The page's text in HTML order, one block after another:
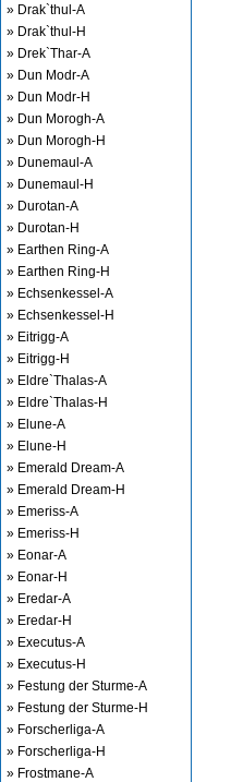
» Drak`thul-A
» Drak`thul-H
» Drek`Thar-A
» Dun Modr-A
» Dun Modr-H
» Dun Morogh-A
» Dun Morogh-H
» Dunemaul-A
» Dunemaul-H
» Durotan-A
» Durotan-H
» Earthen Ring-A
» Earthen Ring-H
» Echsenkessel-A
» Echsenkessel-H
» Eitrigg-A
» Eitrigg-H
» Eldre`Thalas-A
» Eldre`Thalas-H
» Elune-A
» Elune-H
» Emerald Dream-A
» Emerald Dream-H
» Emeriss-A
» Emeriss-H
» Eonar-A
» Eonar-H
» Eredar-A
» Eredar-H
» Executus-A
» Executus-H
» Festung der Sturme-A
» Festung der Sturme-H
» Forscherliga-A
» Forscherliga-H
» Frostmane-A